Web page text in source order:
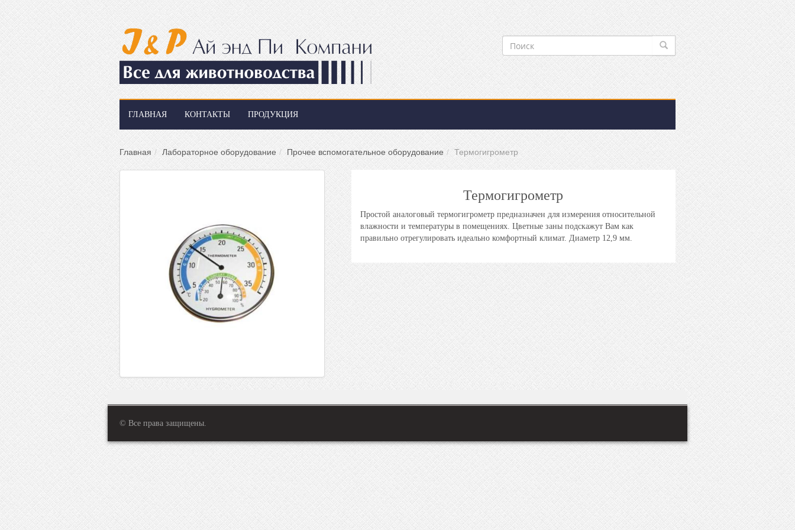
ГЛАВНАЯ КОНТАКТЫ ПРОДУКЦИЯ
Главная Лабораторное оборудование Прочее вспомогательное оборудование Термогигрометр
Термогигрометр
Простой аналоговый термогигрометр предназначен для измерения относительной
влажности и температуры в помещениях. Цветные заны подскажут Вам как
правильно отрегулировать идеально комфортный климат. Диаметр 12,9 мм.
© Все права защищены.